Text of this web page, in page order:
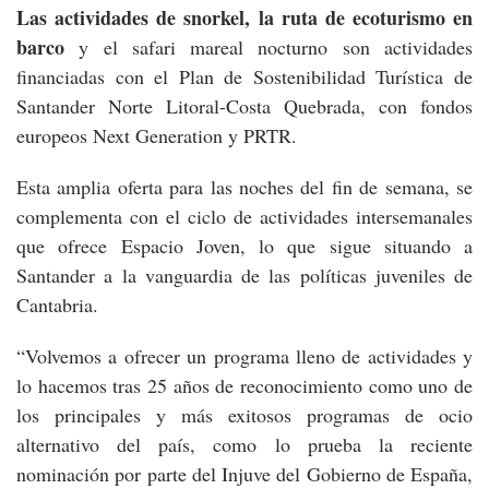
Las actividades de snorkel, la ruta de ecoturismo en
barco y el safari mareal nocturno son actividades
financiadas con el Plan de Sostenibilidad Turística de
Santander Norte Litoral-Costa Quebrada, con fondos
europeos Next Generation y PRTR.
Esta amplia oferta para las noches del fin de semana, se
complementa con el ciclo de actividades intersemanales
que ofrece Espacio Joven, lo que sigue situando a
Santander a la vanguardia de las políticas juveniles de
Cantabria.
“Volvemos a ofrecer un programa lleno de actividades y
lo hacemos tras 25 años de reconocimiento como uno de
los principales y más exitosos programas de ocio
alternativo del país, como lo prueba la reciente
nominación por parte del Injuve del Gobierno de España,